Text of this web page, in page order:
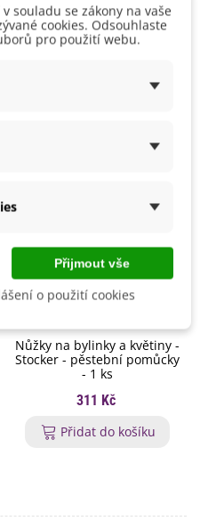
Nůžky na bylinky a květiny -
Stocker - pěstební pomůcky
- 1 ks
311 Kč
Přidat do košíku
souladu se zákony na vaše
cookies. Odsouhlaste
pro použití webu.
Přijmout vše
o použití cookies